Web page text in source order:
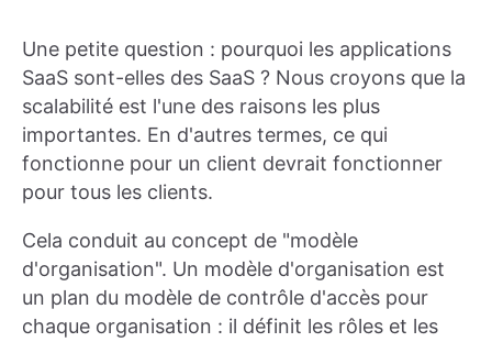
Une petite question : pourquoi les applications
SaaS sont-elles des SaaS ? Nous croyons que la
scalabilité est l'une des raisons les plus
importantes. En d'autres termes, ce qui
fonctionne pour un client devrait fonctionner
pour tous les clients.
Cela conduit au concept de "modèle
d'organisation". Un modèle d'organisation est
un plan du modèle de contrôle d'accès pour
chaque organisation : il définit les rôles et les